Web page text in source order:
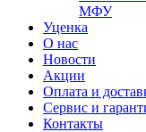
МФУ
Уценка
О нас
Новости
Акции
Оплата и
Сервис и
Контакты